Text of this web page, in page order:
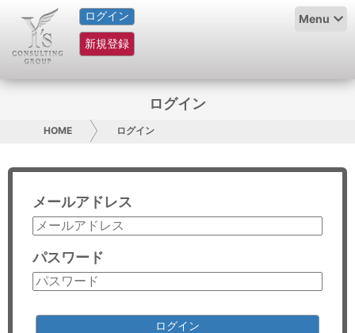
ログイン
新規登録
Menu
HOME
サービス紹介
グループ概要
採用情報
お問い合わせ
コンサルティング
リサーチ
ログイン
HOME ログイン
メールアドレス
パスワード
ログイン